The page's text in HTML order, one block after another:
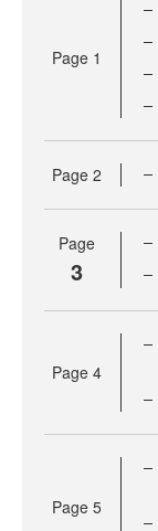
Page 1
Page 2
Page
3
Page 4
Page 5